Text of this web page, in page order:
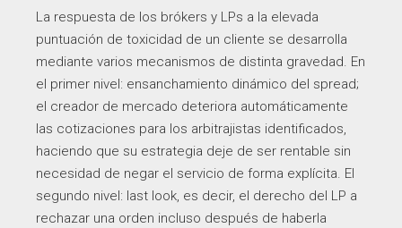
La respuesta de los brókers y LPs a la elevada
puntuación de toxicidad de un cliente se desarrolla
mediante varios mecanismos de distinta gravedad. En
el primer nivel: ensanchamiento dinámico del spread;
el creador de mercado deteriora automáticamente
las cotizaciones para los arbitrajistas identificados,
haciendo que su estrategia deje de ser rentable sin
necesidad de negar el servicio de forma explícita. El
segundo nivel: last look, es decir, el derecho del LP a
rechazar una orden incluso después de haberla